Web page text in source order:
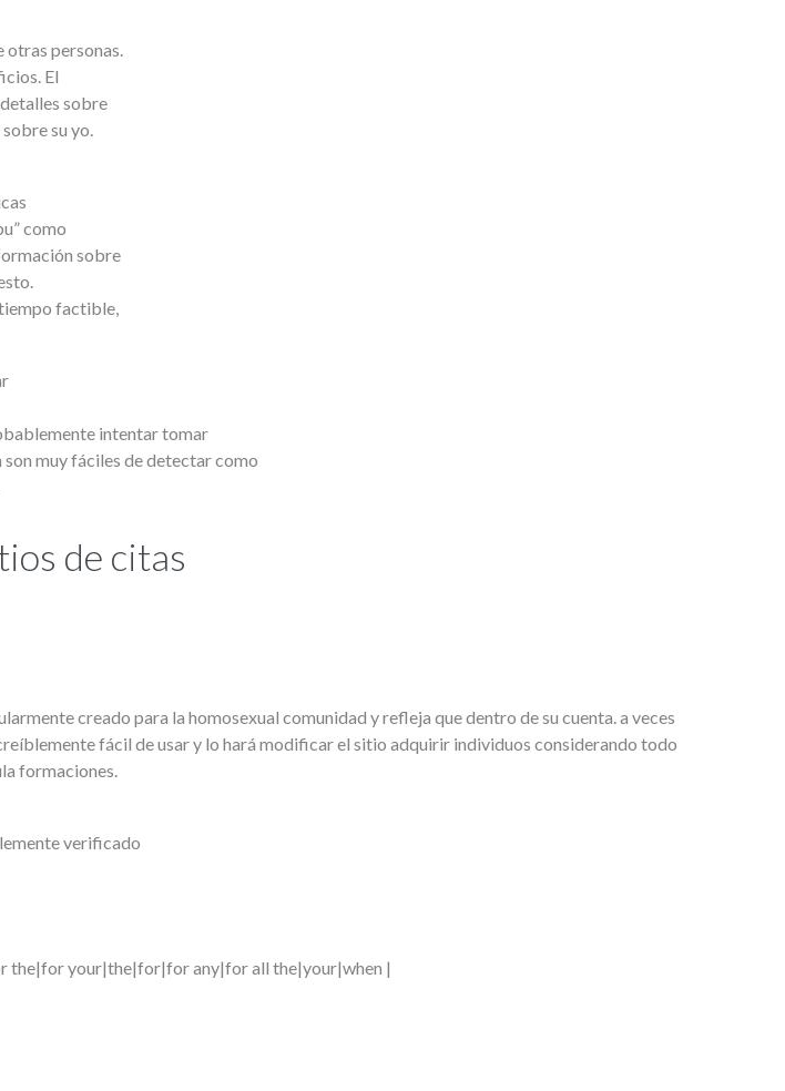
personas.
El
sobre
su yo.
como
sobre
factible,
intentar tomar
muy fáciles de detectar como
de citas
creado para la homosexual comunidad y refleja que dentro de su cuenta. a veces
fácil de usar y lo hará modificar el sitio adquirir individuos considerando todo
formaciones.
verificado
the|for your|the|for|for any|for all the|your|when |